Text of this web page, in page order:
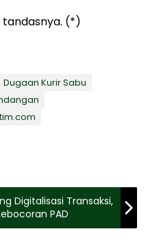
tandasnya. (*)
Dugaan Kurir Sabu
Digitalisasi Transaksi,
PAD